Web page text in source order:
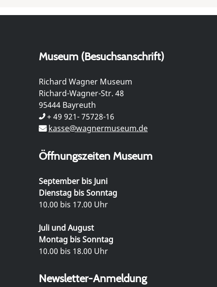
Museum (Besuchsanschrift)
Richard Wagner Museum
Richard-Wagner-Str. 48
95444 Bayreuth
+ 49 921- 75728-16
kasse@wagnermuseum.de
Öffnungszeiten Museum
September bis Juni
Dienstag bis Sonntag
10.00 bis 17.00 Uhr
Juli und August
Montag bis Sonntag
10.00 bis 18.00 Uhr
Newsletter-Anmeldung